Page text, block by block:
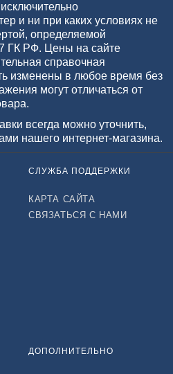
и ни при каких условиях не
определяемой
ГК РФ. Цены на сайте
справочная
изменены в любое время без
могут отличаться от
всегда можно уточнить,
нашего интернет-магазина.
СЛУЖБА ПОДДЕРЖКИ
КАРТА САЙТА
СВЯЗАТЬСЯ С НАМИ
ДОПОЛНИТЕЛЬНО